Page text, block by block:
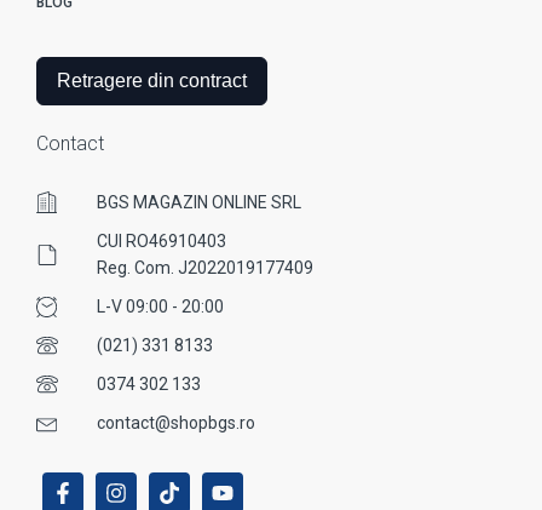
Retragere din contract
Contact
BGS MAGAZIN ONLINE SRL
CUI RO46910403
Reg. Com. J2022019177409
L-V 09:00 - 20:00
(021) 331 8133
0374 302 133
contact@shopbgs.ro